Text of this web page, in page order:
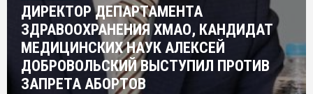
ДИРЕКТОР ДЕПАРТАМЕНТА
ЗДРАВООХРАНЕНИЯ ХМАО, КАНДИДАТ
МЕДИЦИНСКИХ НАУК АЛЕКСЕЙ
ДОБРОВОЛЬСКИЙ ВЫСТУПИЛ ПРОТИВ
ЗАПРЕТА АБОРТОВ